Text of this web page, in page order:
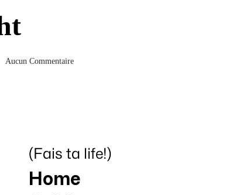
Aucun Commentaire
(Fais ta life!)
Home